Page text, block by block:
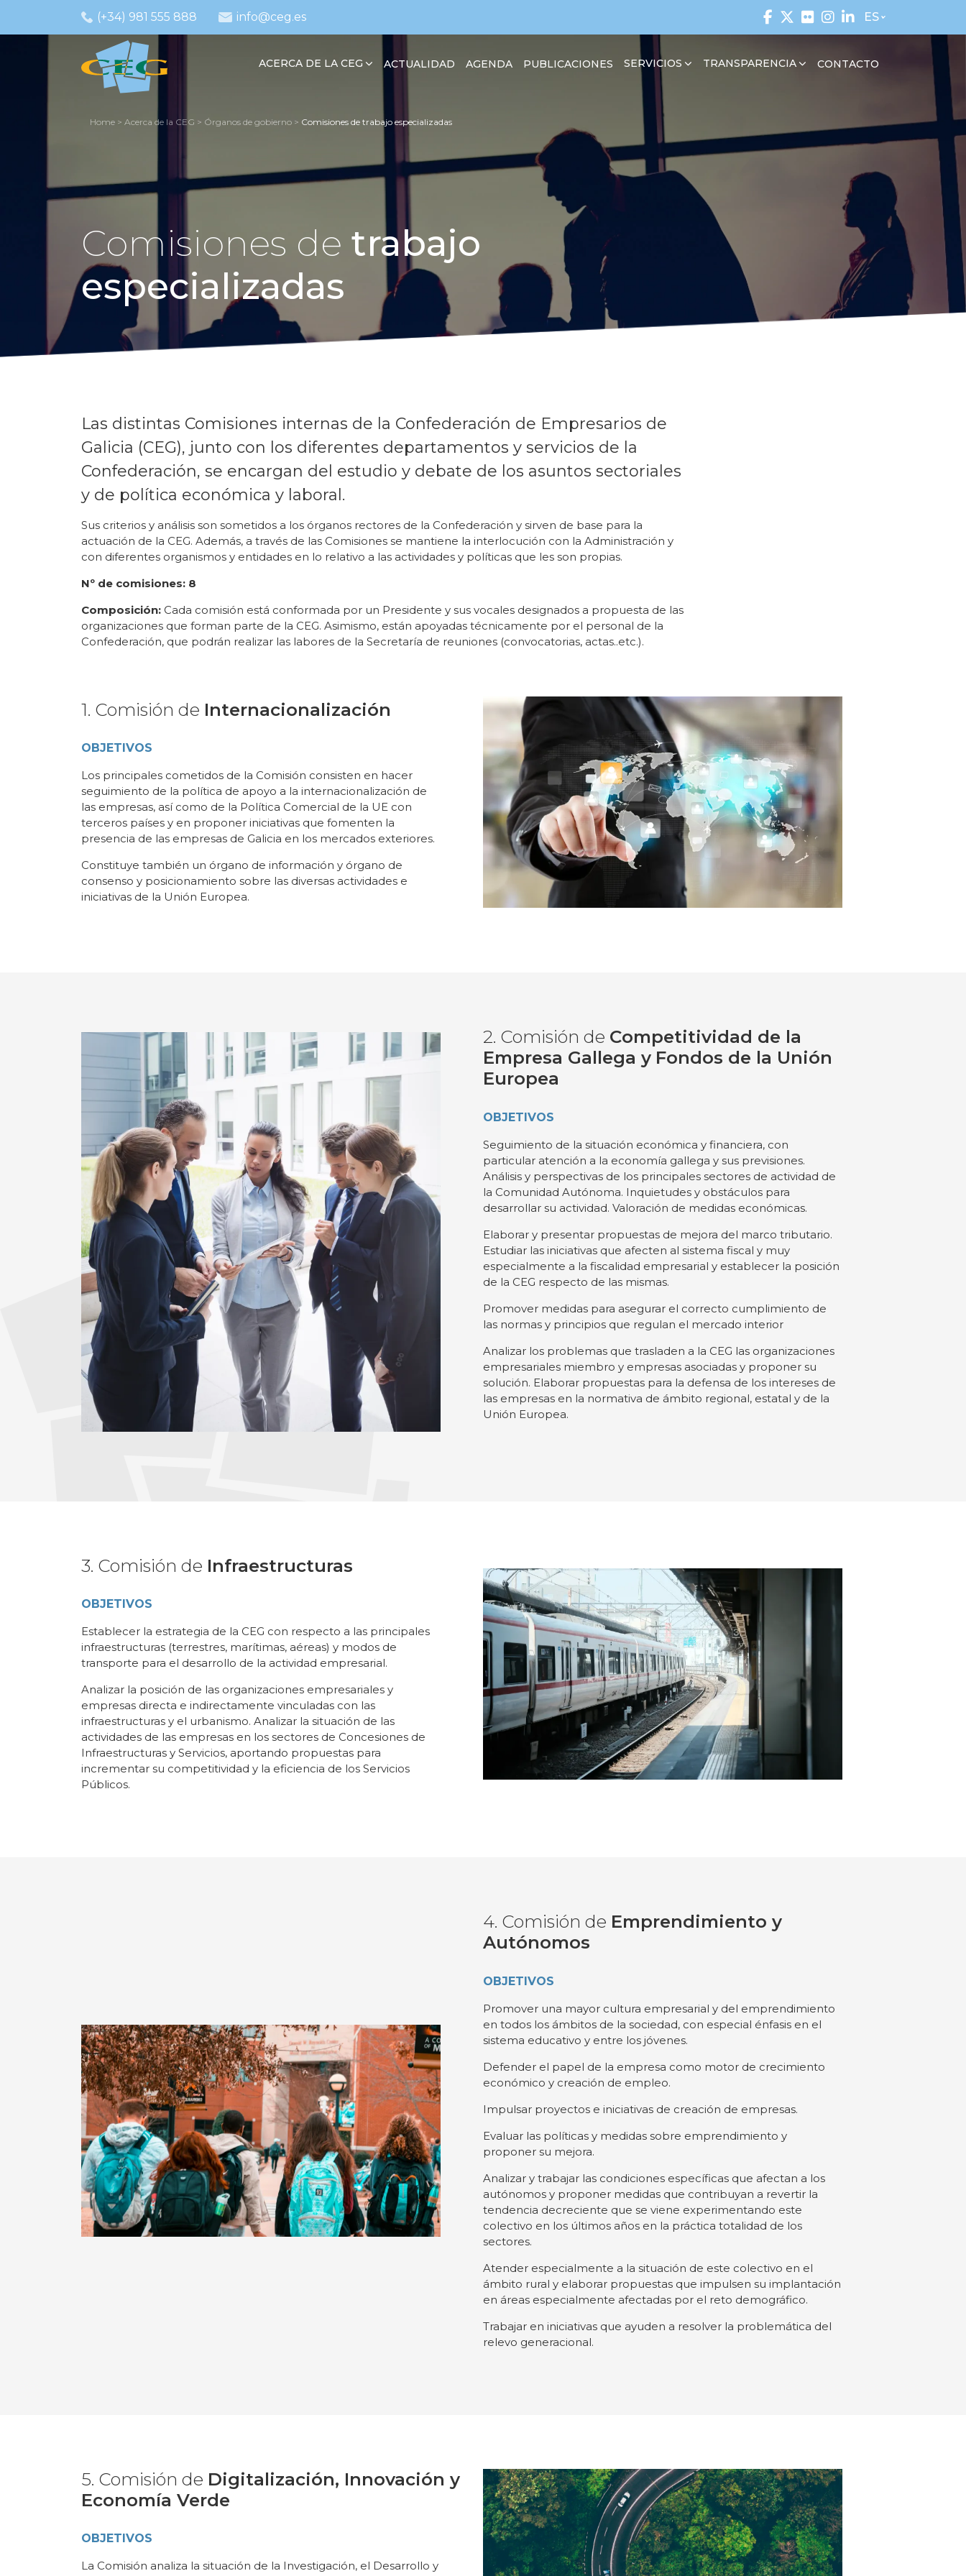
(+34) 981 555 888 info@ceg.es ES
ACERCA DE LA CEG ACTUALIDAD AGENDA PUBLICACIONES SERVICIOS TRANSPARENCIA CONTACTO
Home> Acerca de la CEG > Órganos de gobierno> Comisiones de trabajo especializadas
Comisiones detrabajo
especializadas
Las distintas Comisiones internas de la Confederación de Empresarios de
Galicia (CEG), junto con los diferentes departamentos y servicios de la
Confederación, se encargan del estudio y debate de los asuntos sectoriales
y de política económica y laboral.
Sus criterios y análisis son sometidos a los órganos rectores de la Confederación y sirven de base para la
actuación de la CEG. Además, a través de las Comisiones se mantiene la interlocución con la Administración y
con diferentes organismos y entidades en lo relativo a las actividades y políticas que les son propias.
Nº de comisiones: 8
Composición: Cada comisión está conformada por un Presidente y sus vocales designados a propuesta de las
organizaciones que forman parte de la CEG. Asimismo, están apoyadas técnicamente por el personal de la
Confederación, que podrán realizar las labores de la Secretaría de reuniones (convocatorias, actas..etc.).
1. Comisión de Internacionalización
OBJETIVOS
Los principales cometidos de la Comisión consisten en hacer
seguimiento de la política de apoyo a la internacionalización de
las empresas, así como de la Política Comercial de la UE con
terceros países y en proponer iniciativas que fomenten la
presencia de las empresas de Galicia en los mercados exteriores.
Constituye también un órgano de información y órgano de
consenso y posicionamiento sobre las diversas actividades e
iniciativas de la Unión Europea.
2. Comisión de Competitividad de la
Empresa Gallega y Fondos de la Unión
Europea
OBJETIVOS
Seguimiento de la situación económica y financiera, con
particular atención a la economía gallega y sus previsiones.
Análisis y perspectivas de los principales sectores de actividad de
la Comunidad Autónoma. Inquietudes y obstáculos para
desarrollar su actividad. Valoración de medidas económicas.
Elaborar y presentar propuestas de mejora del marco tributario.
Estudiar las iniciativas que afecten al sistema fiscal y muy
especialmente a la fiscalidad empresarial y establecer la posición
de la CEG respecto de las mismas.
Promover medidas para asegurar el correcto cumplimiento de
las normas y principios que regulan el mercado interior
Analizar los problemas que trasladen a la CEG las organizaciones
empresariales miembro y empresas asociadas y proponer su
solución. Elaborar propuestas para la defensa de los intereses de
las empresas en la normativa de ámbito regional, estatal y de la
Unión Europea.
3. Comisión de Infraestructuras
OBJETIVOS
Establecer la estrategia de la CEG con respecto a las principales
infraestructuras (terrestres, marítimas, aéreas) y modos de
transporte para el desarrollo de la actividad empresarial.
Analizar la posición de las organizaciones empresariales y
empresas directa e indirectamente vinculadas con las
infraestructuras y el urbanismo. Analizar la situación de las
actividades de las empresas en los sectores de Concesiones de
Infraestructuras y Servicios, aportando propuestas para
incrementar su competitividad y la eficiencia de los Servicios
Públicos.
4. Comisión de Emprendimiento y
Autónomos
OBJETIVOS
Promover una mayor cultura empresarial y del emprendimiento
en todos los ámbitos de la sociedad, con especial énfasis en el
sistema educativo y entre los jóvenes.
Defender el papel de la empresa como motor de crecimiento
económico y creación de empleo.
Impulsar proyectos e iniciativas de creación de empresas.
Evaluar las políticas y medidas sobre emprendimiento y
proponer su mejora.
Analizar y trabajar las condiciones específicas que afectan a los
autónomos y proponer medidas que contribuyan a revertir la
tendencia decreciente que se viene experimentando este
colectivo en los últimos años en la práctica totalidad de los
sectores.
Atender especialmente a la situación de este colectivo en el
ámbito rural y elaborar propuestas que impulsen su implantación
en áreas especialmente afectadas por el reto demográfico.
Trabajar en iniciativas que ayuden a resolver la problemática del
relevo generacional.
5. Comisión de Digitalización, Innovación y
Economía Verde
OBJETIVOS
La Comisión analiza la situación de la Investigación, el Desarrollo y